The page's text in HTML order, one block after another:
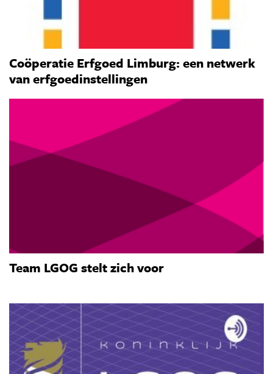
Coöperatie Erfgoed Limburg: een netwerk
van erfgoedinstellingen
Team LGOG stelt zich voor